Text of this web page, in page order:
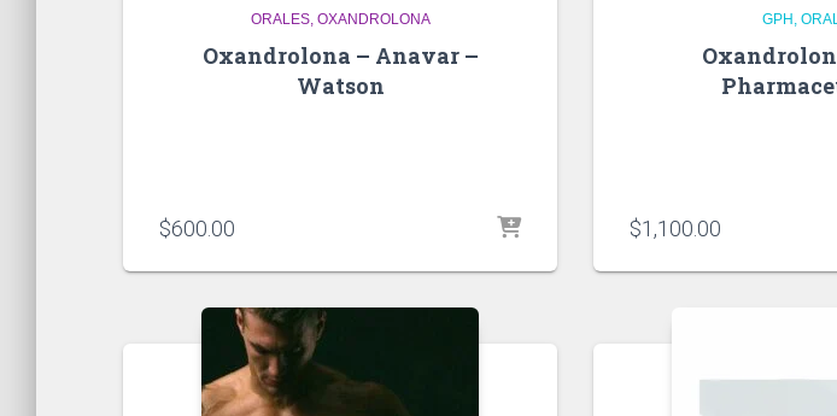
ORALES OXANDROLONA
Oxandrolona – Anavar –
Watson
$600.00
GPH
$1,100.00